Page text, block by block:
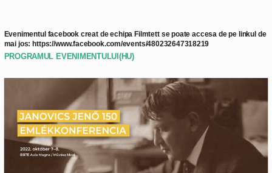
Evenimentul facebook creat de echipa Filmtett se poate accesa de pe linkul de
mai jos: https://www.facebook.com/events/480232647318219
PROGRAMUL EVENIMENTULUI(HU)